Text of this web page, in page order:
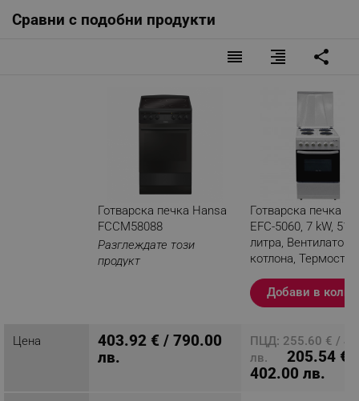
кабел. Препоръчваме свързването към
Гаранция: 24 месеца
Сравни с подобни продукти
reorder format_align_right share
Готварска печка Hansa
FCCM58088
Разглеждате този
продукт
Готварска печка
EFC-5060, 7 kW, 51
литра, Вентилатор,
котлона,
Добави в
Цена
403.92 € / 790.00
лв.
ПЦД: 255.60 € /
лв.
205.54 € /
402.00 лв.